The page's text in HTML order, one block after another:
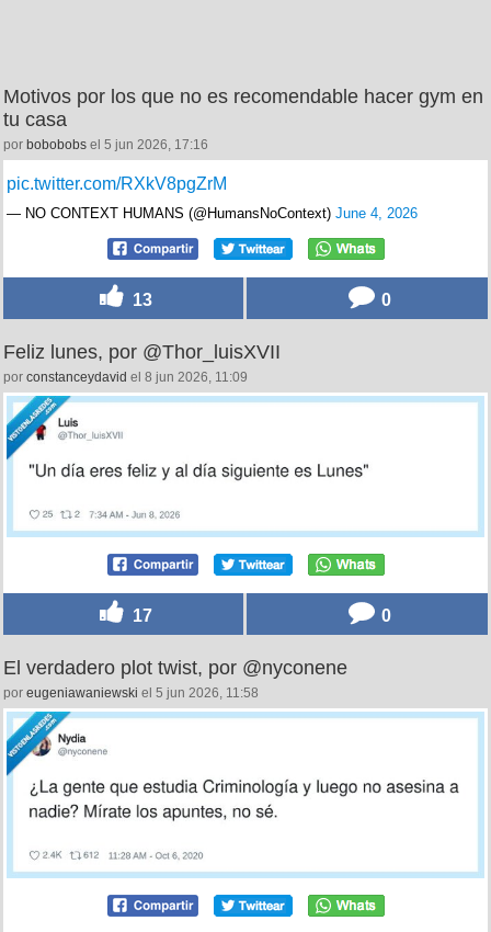
Motivos por los que no es recomendable hacer gym en
tu casa
por bobobobs el 5 jun 2026, 17:16
pic.twitter.com/RXkV8pgZrM
— NO CONTEXT HUMANS (@HumansNoContext) June 4, 2026
13 0
Feliz lunes, por @Thor_luisXVII
por constanceydavid el 8 jun 2026, 11:09
17 0
El verdadero plot twist, por @nyconene
por eugeniawaniewski el 5 jun 2026, 11:58